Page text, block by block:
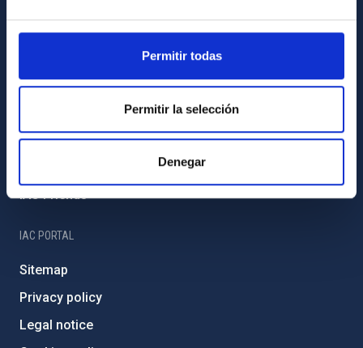
Permitir todas
Permitir la selección
Denegar
Gender equality and diversity
Environment and Sustainability
Forever IAC
External funding
Severo Ochoa Programme
IAC Friends
IAC PORTAL
Sitemap
Privacy policy
Legal notice